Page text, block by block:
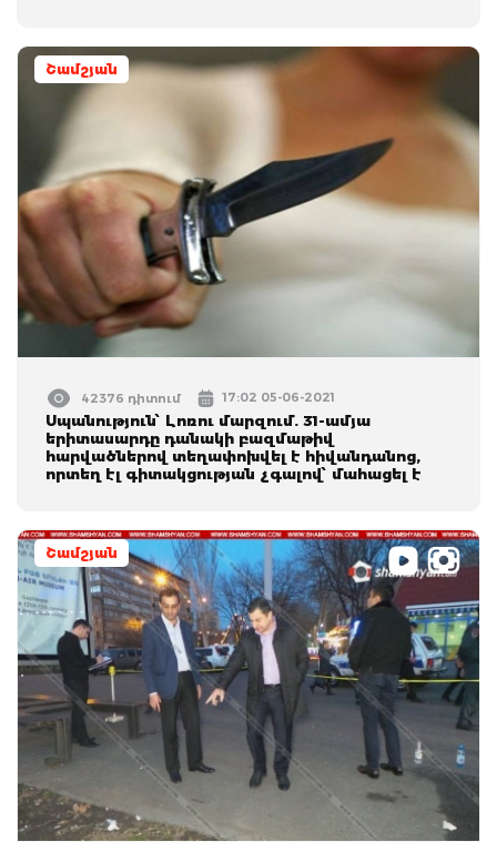
Շամշյան
42376 դիտում 17:02 05-06-2021
Սպանություն՝ Լոռու մարզում. 31-ամյա
երիտասարդը դանակի բազմաթիվ
հարվածներով տեղափոխվել է հիվանդանոց,
որտեղ էլ գիտակցության չգալով՝ մահացել է
Շամշյան